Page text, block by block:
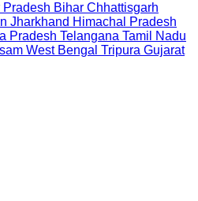
Pradesh Bihar Chhattisgarh
Jharkhand Himachal Pradesh
Pradesh Telangana Tamil Nadu
West Bengal Tripura Gujarat